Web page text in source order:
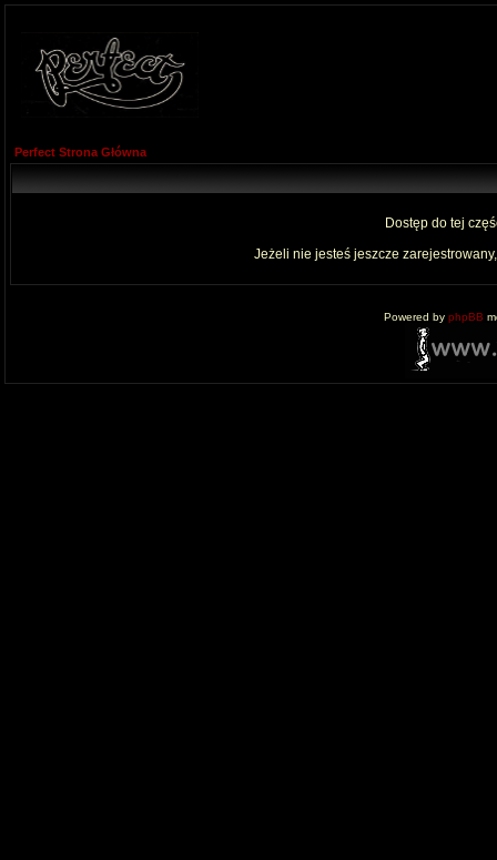
Perfect Strona Główna
Dostęp do tej
Jeżeli nie jesteś jeszcze
Powered by phpBB